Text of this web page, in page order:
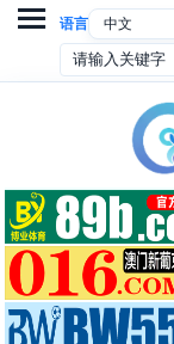
语言
